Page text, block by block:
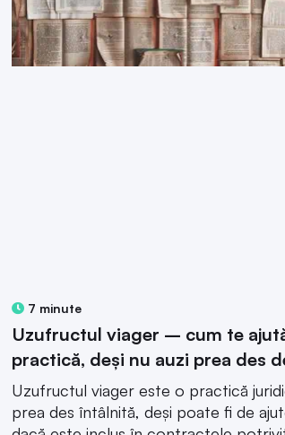
7 minute
Uzufructul viager – cum te
practică, deși nu auzi prea des
Uzufructul viager este o practică
prea des întâlnită, deși poate fi de